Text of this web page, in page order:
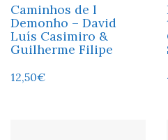
Caminhos de l
Demonho – David
Luís Casimiro &
Guilherme Filipe
12,50€